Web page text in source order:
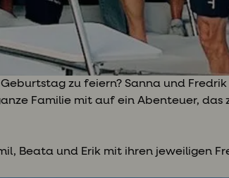
zu feiern? Sanna und
Familie mit auf ein Abenteuer, das
Beata und Erik mit ihren jeweiligen